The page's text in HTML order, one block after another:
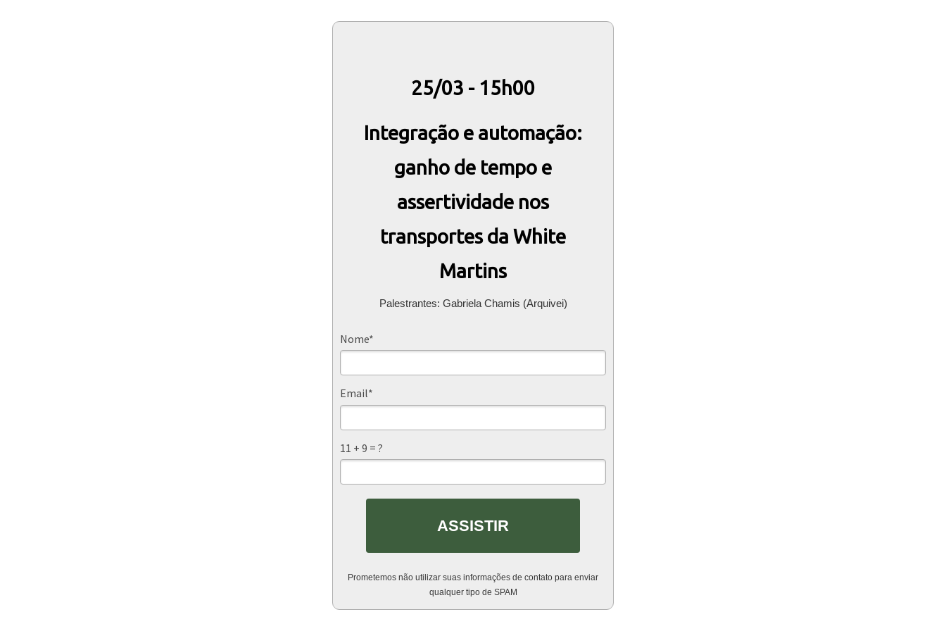
25/03 - 15h00
Integração e automação:
ganho de tempo e
assertividade nos
transportes da White
Martins
Palestrantes: Gabriela Chamis (Arquivei)
Nome*
Email*
11 + 9 = ?
ASSISTIR
Prometemos não utilizar suas informações de contato para enviar
qualquer tipo de SPAM